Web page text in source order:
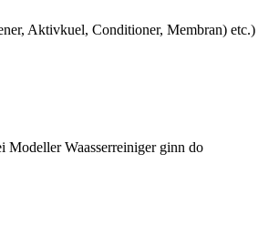
Aktivkuel, Conditioner, Membran) etc.)
Waasserreiniger ginn do